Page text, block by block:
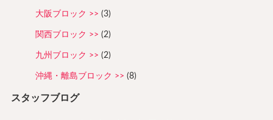
大阪ブロック (3)
関西ブロック (2)
九州ブロック (2)
沖縄・離島ブロック (8)
スタッフブログ